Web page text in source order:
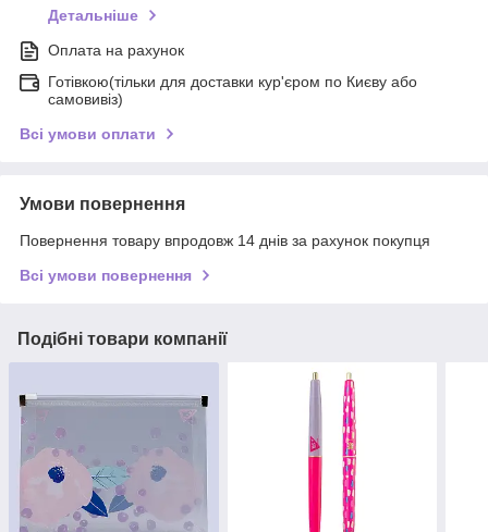
Детальніше
Оплата на рахунок
Готівкою(тільки для доставки кур'єром по Києву або
самовивіз)
Всі умови оплати
Умови повернення
Повернення товару впродовж 14 днів за рахунок покупця
Всі умови повернення
Подібні товари компанії